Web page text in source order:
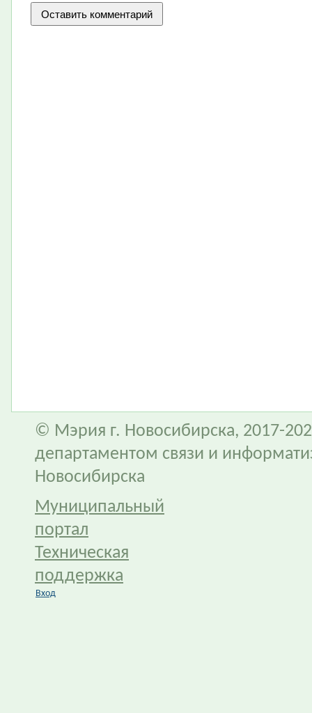
© Мэрия г. Новосибирска, 2017-
департаментом связи и
Новосибирска
Муниципальный
портал
Техническая
поддержка
Вход